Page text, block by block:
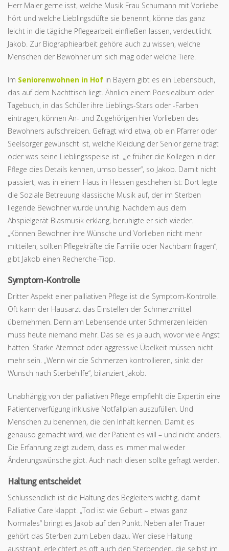
Herr Maier gerne isst, welche Musik Frau Schumann mit Vorliebe
hört und welche Lieblingsdüfte sie benennt, könne das ganz
leicht in die tägliche Pflegearbeit einfließen lassen, verdeutlicht
Jakob. Zur Biographiearbeit gehöre auch zu wissen, welche
Menschen der Bewohner um sich mag oder welche Tiere.
Im Seniorenwohnen in Hof in Bayern gibt es ein Lebensbuch,
das auf dem Nachttisch liegt. Ähnlich einem Poesiealbum oder
Tagebuch, in das Schüler ihre Lieblings-Stars oder -Farben
eintragen, können An- und Zugehörigen hier Vorlieben des
Bewohners aufschreiben. Gefragt wird etwa, ob ein Pfarrer oder
Seelsorger gewünscht ist, welche Kleidung der Senior gerne trägt
oder was seine Lieblingsspeise ist. „Je früher die Kollegen in der
Pflege dies Details kennen, umso besser“, so Jakob. Damit nicht
passiert, was in einem Haus in Hessen geschehen ist: Dort legte
die Soziale Betreuung klassische Musik auf, der im Sterben
liegende Bewohner wurde unruhig. Nachdem aus dem
Abspielgerät Blasmusik erklang, beruhigte er sich wieder.
„Können Bewohner ihre Wünsche und Vorlieben nicht mehr
mitteilen, sollten Pflegekräfte die Familie oder Nachbarn fragen“,
gibt Jakob einen Recherche-Tipp.
Symptom-Kontrolle
Dritter Aspekt einer palliativen Pflege ist die Symptom-Kontrolle.
Oft kann der Hausarzt das Einstellen der Schmerzmittel
übernehmen. Denn am Lebensende unter Schmerzen leiden
muss heute niemand mehr. Das sei es ja auch, wovor viele Angst
hätten. Starke Atemnot oder aggressive Übelkeit müssen nicht
mehr sein. „Wenn wir die Schmerzen kontrollieren, sinkt der
Wunsch nach Sterbehilfe“, bilanziert Jakob.
Unabhängig von der palliativen Pflege empfiehlt die Expertin eine
Patientenverfügung inklusive Notfallplan auszufüllen. Und
Menschen zu benennen, die den Inhalt kennen. Damit es
genauso gemacht wird, wie der Patient es will – und nicht anders.
Die Erfahrung zeigt zudem, dass es immer mal wieder
Änderungswünsche gibt. Auch nach diesen sollte gefragt werden.
Haltung entscheidet
Schlussendlich ist die Haltung des Begleiters wichtig, damit
Palliative Care klappt. „Tod ist wie Geburt – etwas ganz
Normales“ bringt es Jakob auf den Punkt. Neben aller Trauer
gehört das Sterben zum Leben dazu. Wer diese Haltung
ausstrahlt, erleichtert es oft auch den Sterbenden, die selbst im